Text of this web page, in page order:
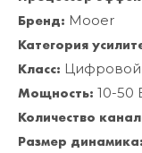
Бренд: Mooer
Категория
Класс: Цифровой
Мощность: 10-50
Количество
Размер динамика: